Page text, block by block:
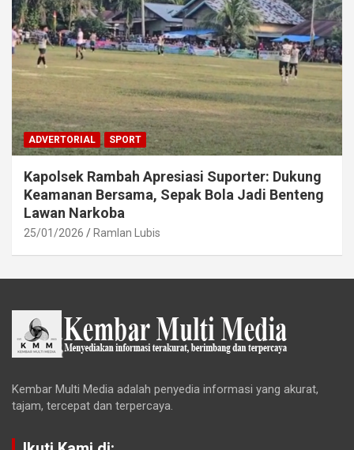
ADVERTORIAL SPORT
Kapolsek Rambah Apresiasi Suporter: Dukung
Keamanan Bersama, Sepak Bola Jadi Benteng
Lawan Narkoba
25/01/2026 Ramlan Lubis
Kembar Multi Media adalah penyedia informasi yang akurat,
tajam, tercepat dan terpercaya.